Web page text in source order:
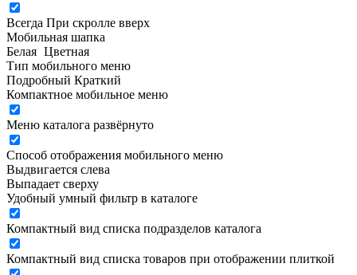
Всегда При скролле вверх
Мобильная шапка
Белая Цветная
Тип мобильного меню
Подробный Краткий
Компактное мобильное меню
Меню каталога развёрнуто
Способ отображения мобильного меню
Выдвигается слева
Выпадает сверху
Удобный умный фильтр в каталоге
Компактный вид списка подразделов каталога
Компактный вид списка товаров при отображении плиткой